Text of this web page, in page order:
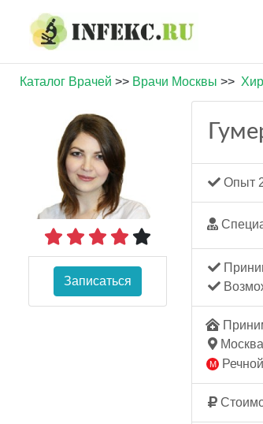
Каталог Врачей >> Врачи Москвы >>
Записаться
Опыт